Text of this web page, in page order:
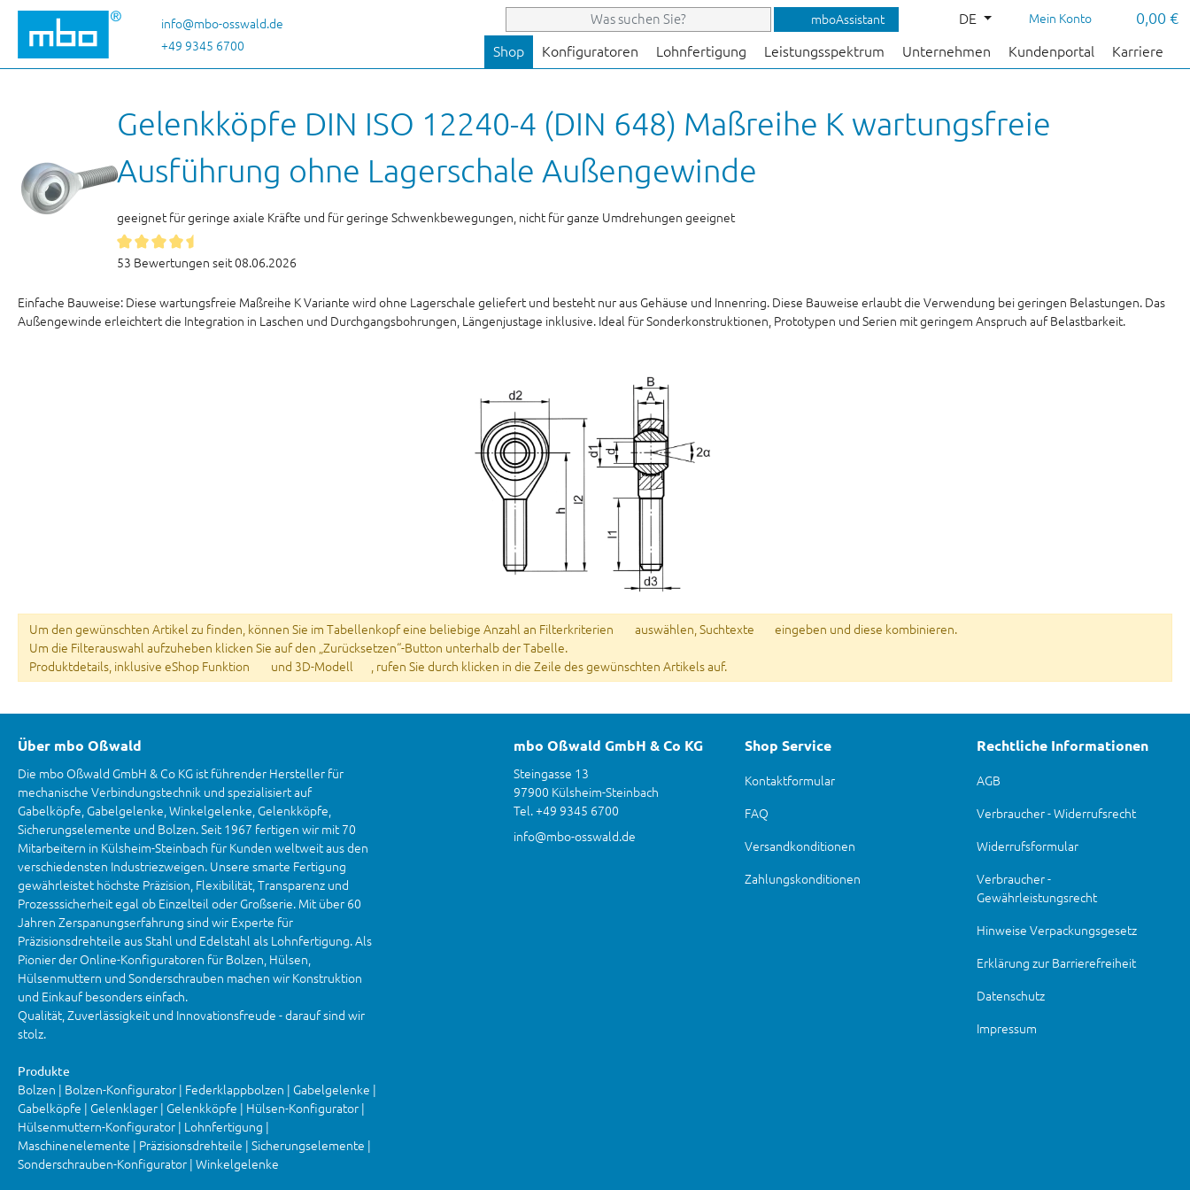
Hauptinhalt springen
Zur Suche springen
Zur Hauptnavigation springeninfo@mbo-osswald.de
+49 9345 6700
mboAssistant DE Mein Konto 0,00 €
Shop Konfiguratoren Lohnfertigung Leistungsspektrum Unternehmen Kundenportal Karriere
Gelenkköpfe DIN ISO 12240-4 (DIN 648) Maßreihe K wartungsfreie
Ausführung ohne Lagerschale Außengewinde
geeignet für geringe axiale Kräfte und für geringe Schwenkbewegungen, nicht für ganze Umdrehungen geeignet
53 Bewertungen seit 08.06.2026
Einfache Bauweise: Diese wartungsfreie Maßreihe K Variante wird ohne Lagerschale geliefert und besteht nur aus Gehäuse und Innenring. Diese Bauweise erlaubt die Verwendung bei geringen Belastungen. Das
Außengewinde erleichtert die Integration in Laschen und Durchgangsbohrungen, Längenjustage inklusive. Ideal für Sonderkonstruktionen, Prototypen und Serien mit geringem Anspruch auf Belastbarkeit.
Um den gewünschten Artikel zu finden, können Sie im Tabellenkopf eine beliebige Anzahl an Filterkriterien auswählen, Suchtexte
eingeben und diese kombinieren.
Um die Filterauswahl aufzuheben klicken Sie auf den „Zurücksetzen“-Button unterhalb der Tabelle.
Produktdetails, inklusive eShop Funktion
und 3D-Modell , rufen Sie durch klicken in die Zeile des gewünschten Artikels auf.
Über mbo Oßwald
Die mbo Oßwald GmbH & Co KG ist führender Hersteller für
mechanische Verbindungstechnik und spezialisiert auf
Gabelköpfe, Gabelgelenke, Winkelgelenke, Gelenkköpfe,
Sicherungselemente und Bolzen. Seit 1967 fertigen wir mit 70
Mitarbeitern in Külsheim-Steinbach für Kunden weltweit aus den
verschiedensten Industriezweigen. Unsere smarte Fertigung
gewährleistet höchste Präzision, Flexibilität, Transparenz und
Prozesssicherheit egal ob Einzelteil oder Großserie. Mit über 60
Jahren Zerspanungserfahrung sind wir Experte für
Präzisionsdrehteile aus Stahl und Edelstahl als Lohnfertigung. Als
Pionier der Online-Konfiguratoren für Bolzen, Hülsen,
Hülsenmuttern und Sonderschrauben machen wir Konstruktion
und Einkauf besonders einfach.
Qualität, Zuverlässigkeit und Innovationsfreude - darauf sind wir
stolz.
Produkte
Bolzen | Bolzen-Konfigurator | Federklappbolzen | Gabelgelenke |
Gabelköpfe | Gelenklager | Gelenkköpfe | Hülsen-Konfigurator |
Hülsenmuttern-Konfigurator | Lohnfertigung |
Maschinenelemente | Präzisionsdrehteile | Sicherungselemente |
Sonderschrauben-Konfigurator | Winkelgelenke
mbo Oßwald GmbH & Co KG
Steingasse 13
97900 Külsheim-Steinbach
Tel. +49 9345 6700
info@mbo-osswald.de
Shop Service
Kontaktformular
FAQ
Versandkonditionen
Zahlungskonditionen
Rechtliche Informationen
AGB
Verbraucher - Widerrufsrecht
Widerrufsformular
Verbraucher -
Gewährleistungsrecht
Hinweise Verpackungsgesetz
Erklärung zur Barrierefreiheit
Datenschutz
Impressum